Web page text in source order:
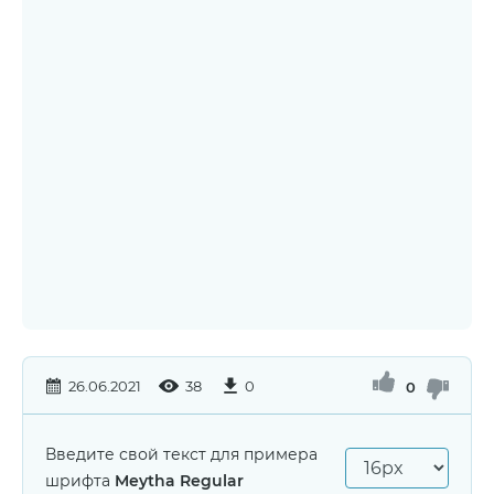
26.06.2021 38 0 0
Введите свой текст для примера
шрифта Meytha Regular